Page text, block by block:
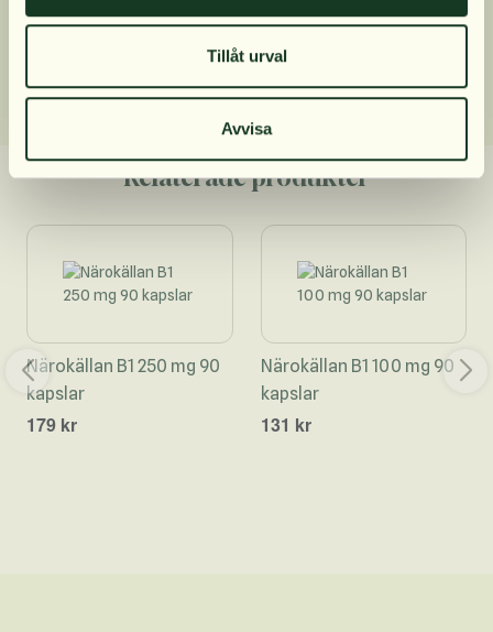
Tillåt urval
Avvisa
Relaterade produkter
Närokällan B1 250 mg 90
kapslar
179 kr
Närokällan B1 100 mg 90
kapslar
131 kr